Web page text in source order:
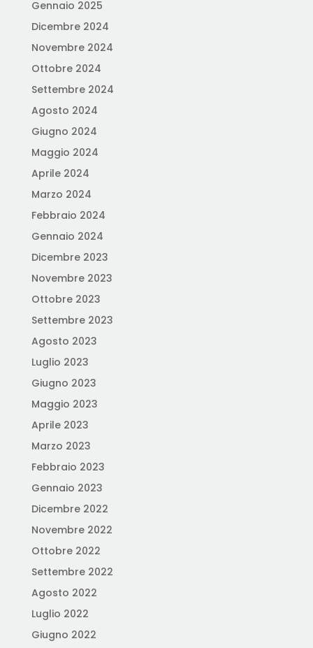
Gennaio 2025
Dicembre 2024
Novembre 2024
Ottobre 2024
Settembre 2024
Agosto 2024
Giugno 2024
Maggio 2024
Aprile 2024
Marzo 2024
Febbraio 2024
Gennaio 2024
Dicembre 2023
Novembre 2023
Ottobre 2023
Settembre 2023
Agosto 2023
Luglio 2023
Giugno 2023
Maggio 2023
Aprile 2023
Marzo 2023
Febbraio 2023
Gennaio 2023
Dicembre 2022
Novembre 2022
Ottobre 2022
Settembre 2022
Agosto 2022
Luglio 2022
Giugno 2022